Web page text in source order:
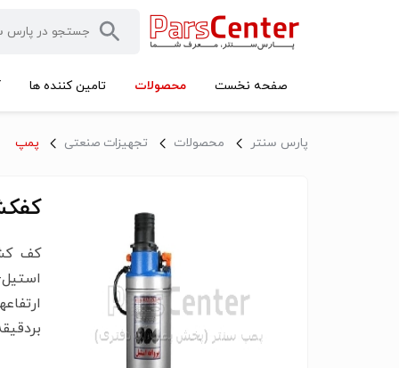
صفحه نخست محصولات تامین کننده ها
پارس سنتر محصولات تجهیزات صنعتی پمپ
کفکش
کف